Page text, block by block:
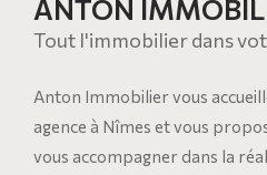
ANTON
Tout l'immobilier dans
Anton Immobilier vous
agence à Nîmes et vous
vous accompagner dans la